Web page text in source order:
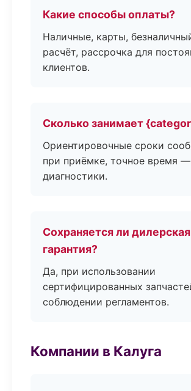
Какие способы оплаты?
Наличные, карты,
расчёт, рассрочка для
клиентов.
Сколько занимает
Ориентировочные сроки
при приёмке, точное время
диагностики.
Сохраняется ли дилерская
гарантия?
Да, при использовании
сертифицированных
соблюдении регламентов.
Компании в Калуга